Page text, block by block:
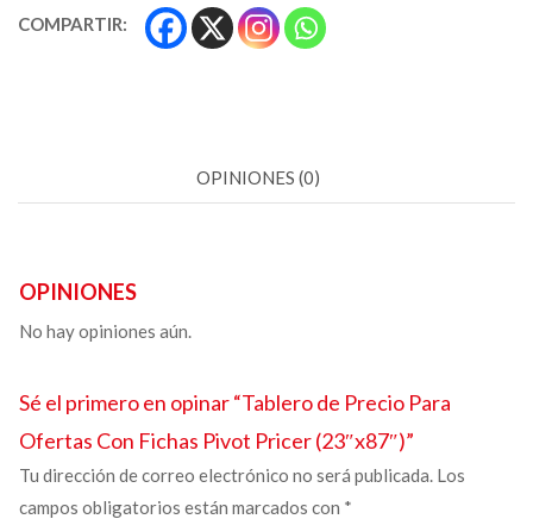
COMPARTIR:
OPINIONES (0)
OPINIONES
No hay opiniones aún.
Sé el primero en opinar “Tablero de Precio Para
Ofertas Con Fichas Pivot Pricer (23″x87″)”
Tu dirección de correo electrónico no será publicada. Los
campos obligatorios están marcados con *